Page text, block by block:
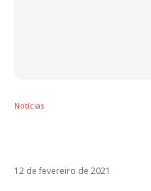
Notícias
12 de fevereiro de 2021